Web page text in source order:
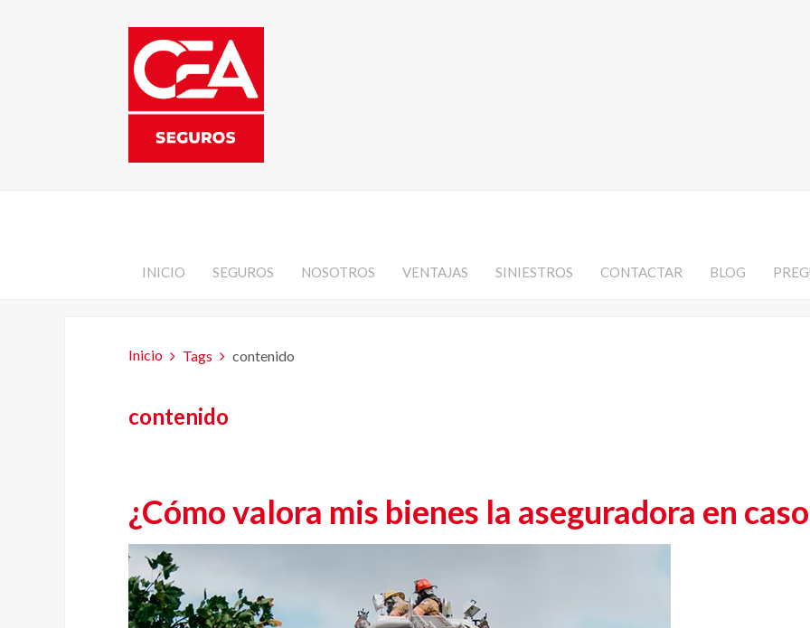
INICIO SEGUROS NOSOTROS VENTAJAS SINIESTROS CONTACTAR BLOG
Inicio Tags contenido
contenido
¿Cómo valora mis bienes la aseguradora en